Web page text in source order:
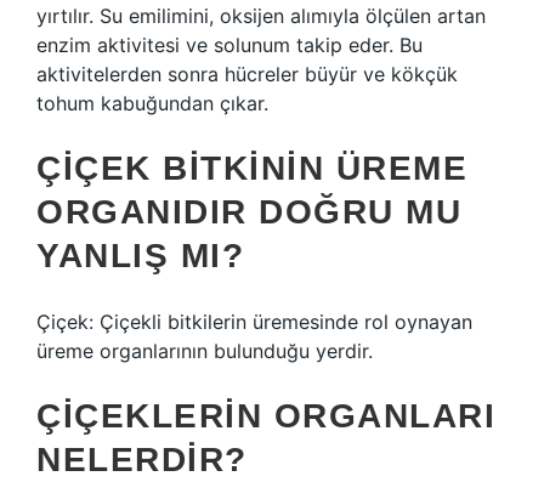
yırtılır. Su emilimini, oksijen alımıyla ölçülen artan
enzim aktivitesi ve solunum takip eder. Bu
aktivitelerden sonra hücreler büyür ve kökçük
tohum kabuğundan çıkar.
ÇIÇEK BITKININ ÜREME
ORGANIDIR DOĞRU MU
YANLIŞ MI?
Çiçek: Çiçekli bitkilerin üremesinde rol oynayan
üreme organlarının bulunduğu yerdir.
ÇIÇEKLERIN ORGANLARI
NELERDIR?